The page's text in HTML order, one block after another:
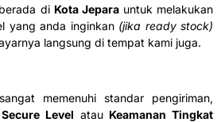
di Kota Jeparauntuk melakukan
yang anda inginkan (jika ready stock)
langsung di tempat kami juga.
memenuhi standar pengiriman,
Level atau Keamanan Tingkat